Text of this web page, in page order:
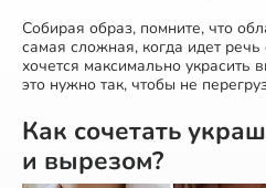
Собирая образ, помните, что
самая сложная, когда идет
хочется максимально украсить
это нужно так, чтобы не
Как сочетать
и вырезом?